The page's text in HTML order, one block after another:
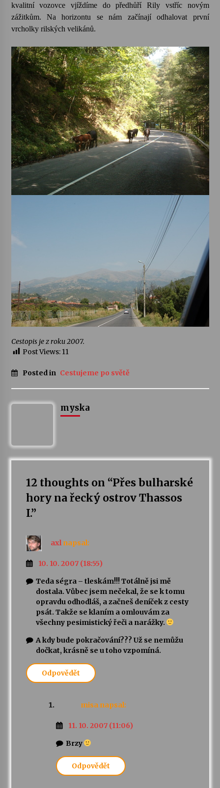
kvalitní vozovce vjíždíme do předhůří Rily vstříc novým
zážitkům. Na horizontu se nám začínají odhalovat první
vrcholky rilských velikánů.
Cestopis je z roku 2007.
Post Views: 11
Posted in Cestujeme po světě
myska
12 thoughts on “Přes bulharské
hory na řecký ostrov Thassos
I.”
axl napsal:
10. 10. 2007 (18:55)
Teda ségra – tleskám!!! Totálně jsi mě
dostala. Vůbec jsem nečekal, že se k tomu
opravdu odhodláš, a začneš deníček z cesty
psát. Takže se klaním a omlouvám za
všechny pesimistický řeči a narážky.
A kdy bude pokračování??? Už se nemůžu
dočkat, krásně se u toho vzpomíná.
Odpovědět
misa napsal:
11. 10. 2007 (11:06)
Brzy
Odpovědět